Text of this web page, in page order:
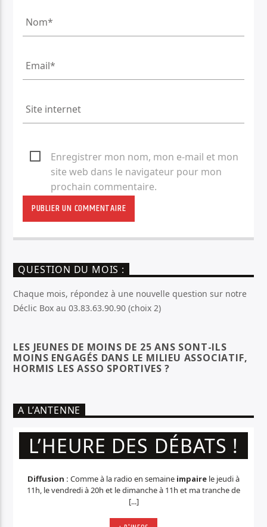
Enregistrer mon nom, mon e-mail et mon
site web dans le navigateur pour mon
prochain commentaire.
QUESTION DU MOIS :
Chaque mois, répondez à une nouvelle question sur notre
Déclic Box au 03.83.63.90.90 (choix 2)
LES JEUNES DE MOINS DE 25 ANS SONT-ILS
MOINS ENGAGÉS DANS LE MILIEU ASSOCIATIF,
HORMIS LES ASSO SPORTIVES ?
A L’ANTENNE
L’HEURE DES DÉBATS !
Diffusion : Comme à la radio en semaine impaire le jeudi à
11h, le vendredi à 20h et le dimanche à 11h et ma tranche de
[...]